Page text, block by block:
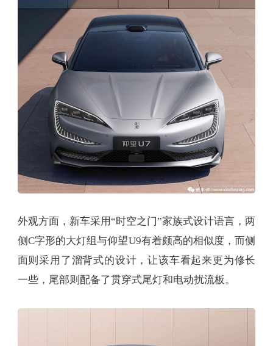
外观方面，新车采用“时空之门”家族式设计语言，两
侧C字形的大灯组与仰望U9有着颇高的相似度，而侧
面则采用了溜背式的设计，让该车看起来更为修长
一些，尾部则配备了贯穿式尾灯和电动扰流板。